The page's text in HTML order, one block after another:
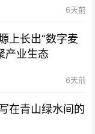
6天前
上长出“数字麦
产业生态
6天前
在青山绿水间的